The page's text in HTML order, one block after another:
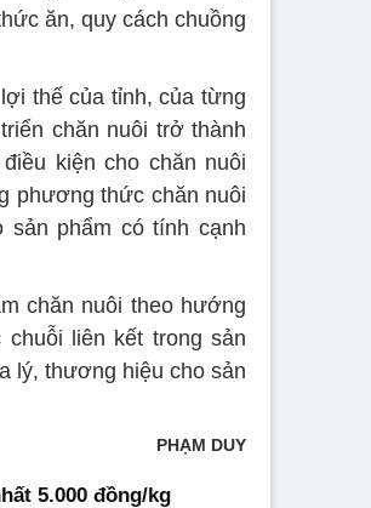
ăn, quy cách chuồng
thế của tỉnh, của từng
chăn nuôi trở thành
kiện cho chăn nuôi
phương thức chăn nuôi
sản phẩm có tính cạnh
chăn nuôi theo hướng
liên kết trong sản
lý, thương hiệu cho sản
PHẠM DUY
5.000 đồng/kg